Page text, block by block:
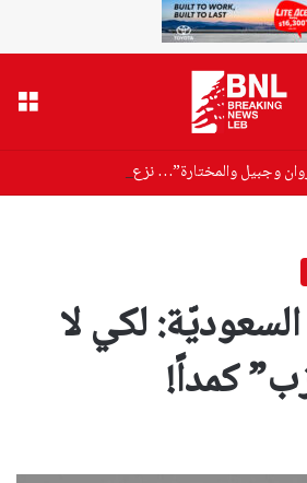
لكي لا
كمداً!